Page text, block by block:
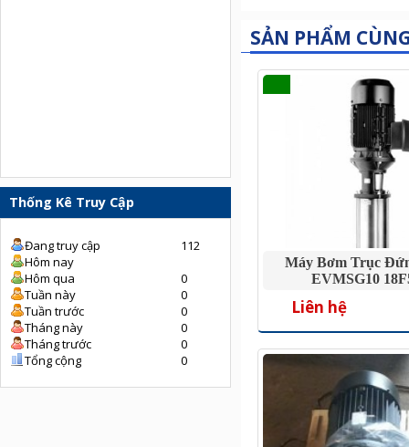
Thống Kê Truy Cập
Đang truy cập
112
Hôm nay
Hôm qua
0
Tuần này
0
Tuần trước
0
Tháng này
0
Tháng trước
0
Tổng cộng
0
SẢN PHẨM
Máy Bơm Trục
EVMSG10
Liên hệ